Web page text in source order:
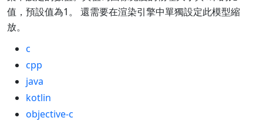
值，預設值為1。 還需要在渲染引擎中單獨設定此模型縮
放。
c
cpp
java
kotlin
objective-c